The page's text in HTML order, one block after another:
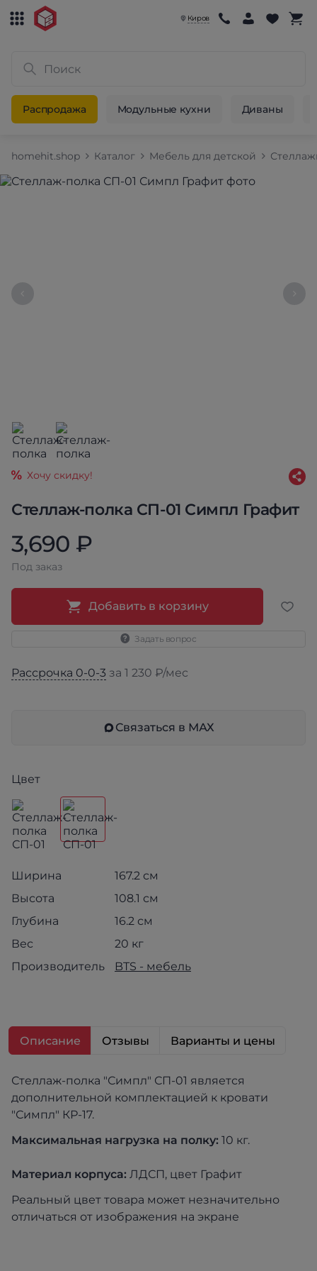
Киров
Распродажа Модульные кухни Диваны
homehit.shop Каталог Мебель для детской
Стеллаж-полка СП-01 Симпл Графит
Хочу скидку!
3,690 ₽
Под заказ
Добавить в корзину
Задать вопрос
Рассрочка 0-0-3 за 1 230 ₽/мес
Связаться в МАХ
Цвет
Ширина
167.2 см
Высота
108.1 см
Глубина
16.2 см
Вес
20 кг
Производитель
BTS - мебель
Описание Отзывы Варианты и цены
Стеллаж-полка "Симпл" СП-01 является
дополнительной комплектацией к кровати
"Симпл" КР-17.
Максимальная нагрузка на полку: 10 кг.
Материал корпуса: ЛДСП, цвет Графит
Реальный цвет товара может незначительно
отличаться от изображения на экране